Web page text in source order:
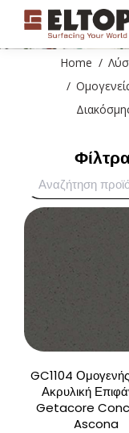
You are
Home
GC1104
Ακρυλική
Getacore
Ascona